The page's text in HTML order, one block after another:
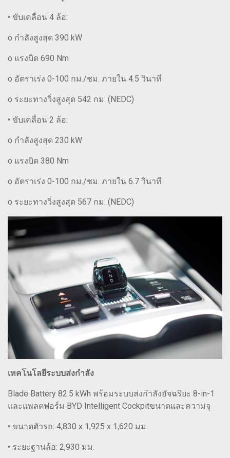
• ขับเคลื่อน 4 ล้อ:
o กำลังสูงสุด 390 kW
o แรงบิด 690 Nm
o อัตราเร่ง 0-100 กม./ชม. ภายใน 4.5 วินาที
o ระยะทางวิ่งสูงสุด 542 กม. (NEDC)
• ขับเคลื่อน 2 ล้อ:
o กำลังสูงสุด 230 kW
o แรงบิด 380 Nm
o อัตราเร่ง 0-100 กม./ชม. ภายใน 6.7 วินาที
o ระยะทางวิ่งสูงสุด 567 กม. (NEDC)
เทคโนโลยีระบบส่งกำลัง
Blade Battery 82.5 kWh พร้อมระบบส่งกำลังอัจฉริยะ 8-in-1
และแพลตฟอร์ม BYD Intelligent Cockpitขนาดและความจุ
• ขนาดตัวรถ: 4,830 x 1,925 x 1,620 มม.
• ระยะฐานล้อ: 2,930 มม.